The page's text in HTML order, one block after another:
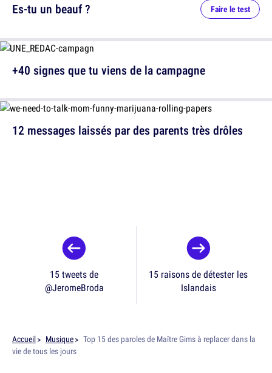
12 messages laissés par des parents très drôles
Es-tu un beauf ? Faire le test
+40 signes que tu viens de la campagne
15 tweets de
@JeromeBroda
15 raisons de détester les
Islandais
Accueil Musique
Top 15 des paroles de Maître Gims à replacer dans la
vie de tous les jours